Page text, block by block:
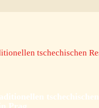
tschechischen
Prag